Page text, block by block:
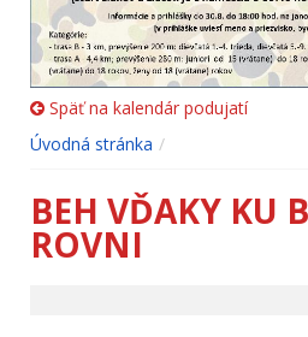
Späť na kalendár podujatí
Úvodná stránka
BEH VĎAKY KU
ROVNI